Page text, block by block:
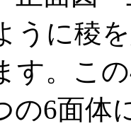
うに稜
す。こ
の6面体